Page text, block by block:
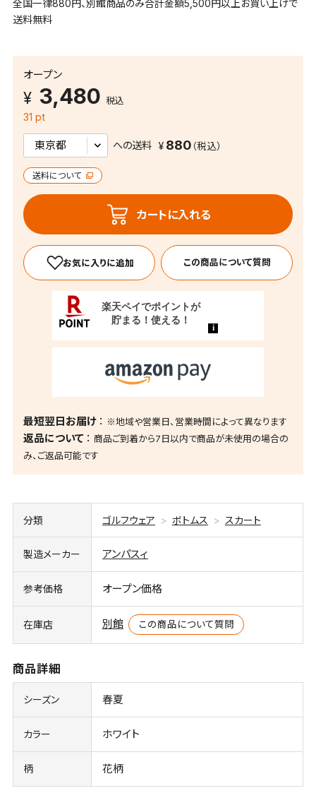
全国一律880円、別館商品のみ合計金額5,500円以上お買い上げで
送料無料
オープン
3,480 税込
31 pt
への送料 880
送料について
カートに入れる
この商品について質問
最短翌日お届け ※地域や営業日、営業時間によって異なります
返品について
商品ご到着から7日以内で商品が未使用の場合の
み、ご返品可能です
分類 ゴルフウェア ボトムス スカート
製造メーカー アンパスィ
参考価格 オープン価格
在庫店 別館 この商品について質問
商品詳細
シーズン 春夏
カラー ホワイト
柄 花柄